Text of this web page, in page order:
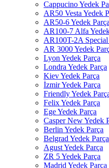
Cappucino Yedek
AR50 Vesta Yedek
AR50-6 Yedek Parça
AR100-7 Alfa
AR100T-2A Special
AR 3000 Yedek
Lyon Yedek Parça
Londra Yedek Parça
Kiev Yedek Parça
İzmir Yedek Parça
Friendly Yedek
Felix Yedek Parça
Ege Yedek Parça
Casper New Yedek
Berlin Yedek Parça
Belgrad Yedek Parça
Agust Yedek Parça
ZR 5 Yedek Parça
Madrid Yedek Parça